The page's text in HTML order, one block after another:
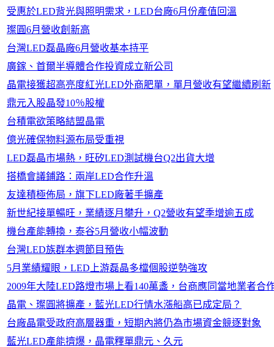
受惠於LED背光與照明需求，LED台廠6月份產值回溫
璨圓6月營收創新高
台灣LED磊晶廠6月營收基本持平
廣鎵、首爾半導體合作投資成立新公司
晶電接獲超高亮度紅光LED外商肥單，單月營收有望繼續刷新
鼎元入股晶發10％股權
台積電欲策略結盟晶電
億光確保物料源布局受重視
LED磊晶市場熱，旺矽LED測試機台Q2出貨大增
搭橋會議鋪路：兩岸LED合作升溫
友達積極佈局，旗下LED廠著手擴產
新世紀接單暢旺，業績逐月攀升，Q2營收有望季增逾五成
機台產能轉換，泰谷5月營收小幅波動
台灣LED族群本週節目預告
5月業績耀眼，LED上游磊晶多檔個股逆勢強攻
2009年大陸LED路燈市場上看140萬盞，台商應同當地業者合
晶電、璨圓將擴產，藍光LED行情水漲船高已成定局？
台廠晶電受政府高層器重，短期內將仍為市場資金競逐對象
藍光LED產能擠爆，晶電釋單鼎元、久元